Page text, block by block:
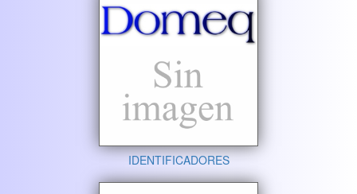
IDENTIFICADORES